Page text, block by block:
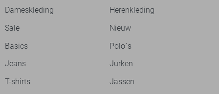
Dameskleding
Herenkleding
Sale
Nieuw
Basics
Polo`s
Jeans
Jurken
T-shirts
Jassen